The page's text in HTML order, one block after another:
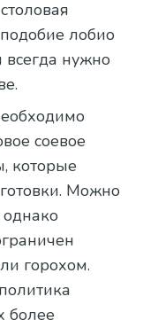
лобио
нужно
соевое
которые
Можно
горохом.
более